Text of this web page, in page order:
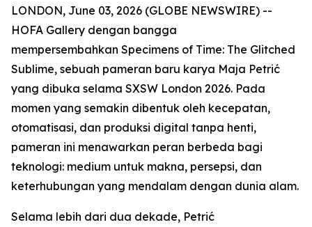
LONDON, June 03, 2026 (GLOBE NEWSWIRE) --
HOFA Gallery dengan bangga
mempersembahkan Specimens of Time: The Glitched
Sublime, sebuah pameran baru karya Maja Petrić
yang dibuka selama SXSW London 2026. Pada
momen yang semakin dibentuk oleh kecepatan,
otomatisasi, dan produksi digital tanpa henti,
pameran ini menawarkan peran berbeda bagi
teknologi: medium untuk makna, persepsi, dan
keterhubungan yang mendalam dengan dunia alam.
Selama lebih dari dua dekade, Petrić